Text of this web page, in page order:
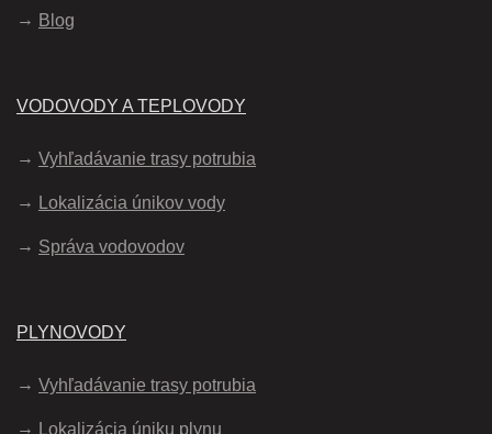
Blog
VODOVODY A TEPLOVODY
Vyhľadávanie trasy potrubia
Lokalizácia únikov vody
Správa vodovodov
PLYNOVODY
Vyhľadávanie trasy potrubia
Lokalizácia úniku plynu